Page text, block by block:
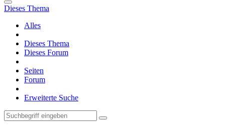
Dieses Thema
Alles
Dieses Thema
Dieses Forum
Seiten
Forum
Erweiterte Suche